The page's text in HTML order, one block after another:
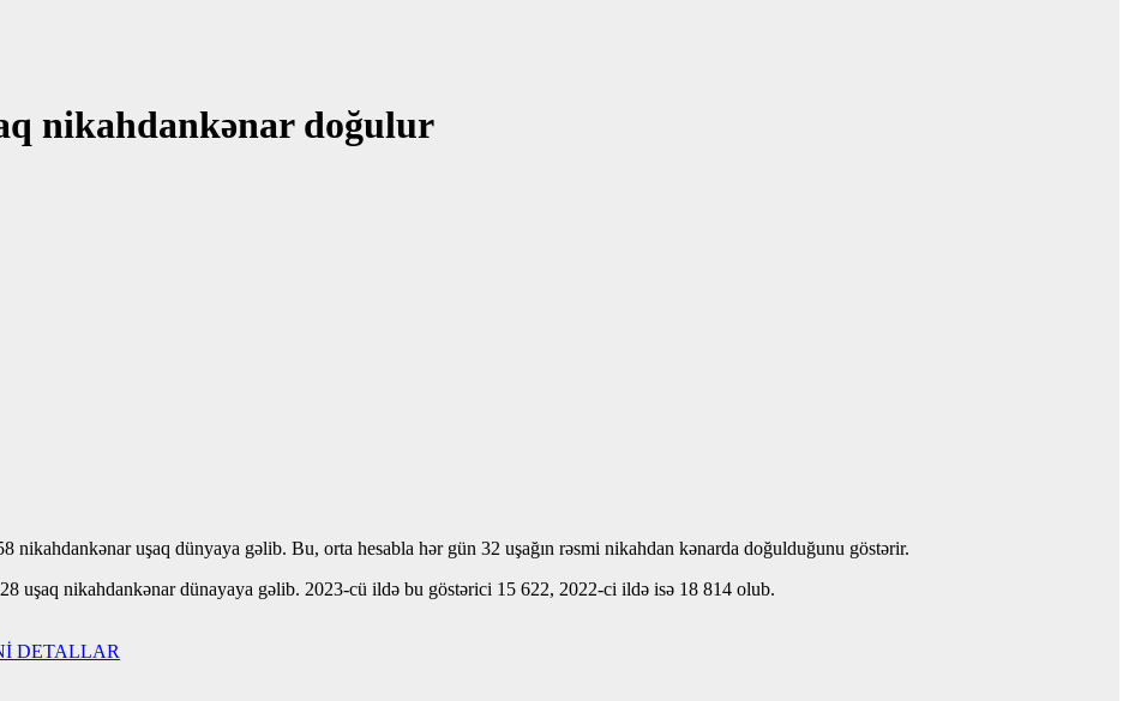
nikahdankənar doğulur
uşaq dünyaya gəlib. Bu, orta hesabla hər gün 32 uşağın rəsmi nikahdan kənarda doğulduğunu göstərir.
uşaq nikahdankənar dünayaya gəlib. 2023-cü ildə bu göstərici 15 622, 2022-ci ildə isə 18 814 olub.
DETALLAR